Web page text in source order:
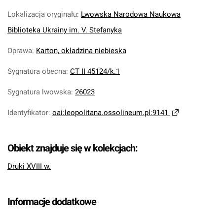
Lokalizacja oryginału: Lwowska Narodowa Naukowa
Biblioteka Ukrainy im. V. Stefanyka
Oprawa: Karton, okładzina niebieska
Sygnatura obecna: CT II 45124/k.1
Sygnatura lwowska: 26023
Identyfikator: oai:leopolitana.ossolineum.pl:9141
Obiekt znajduje się w kolekcjach:
Druki XVIII w.
Informacje dodatkowe